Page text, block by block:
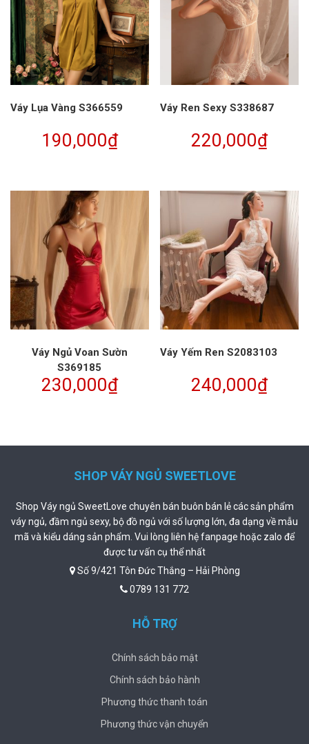
Váy Lụa Vàng S366559
190,000₫
Váy Ren Sexy S338687
220,000₫
Váy Ngủ Voan Sườn
S369185
230,000₫
Váy Yếm Ren S2083103
240,000₫
SHOP VÁY NGỦ SWEETLOVE
Shop Váy ngủ SweetLove chuyên bán buôn bán lẻ các sản phẩm
váy ngủ, đầm ngủ sexy, bộ đồ ngủ với số lượng lớn, đa dạng về mẫu
mã và kiểu dáng sản phẩm. Vui lòng liên hệ fanpage hoặc zalo để
được tư vấn cụ thể nhất
Số 9/421 Tôn Đức Thắng – Hải Phòng
0789 131 772
HỖ TRỢ
Chính sách bảo mật
Chính sách bảo hành
Phương thức thanh toán
Phương thức vận chuyển